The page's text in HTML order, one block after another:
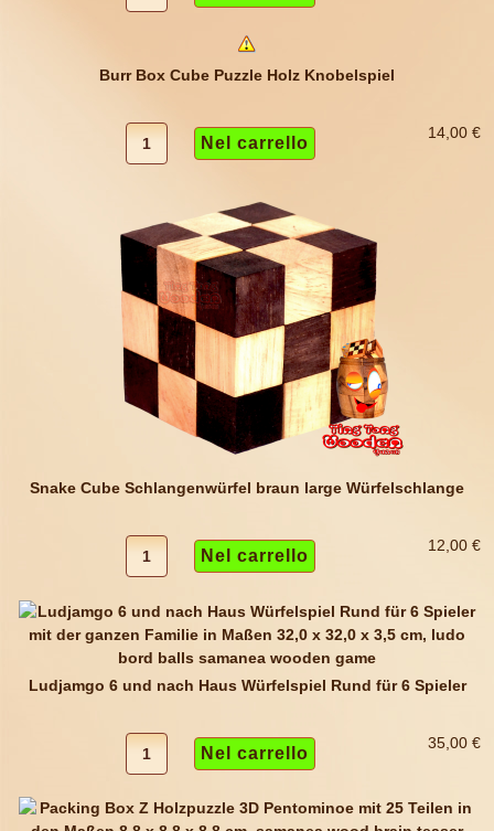
Burr Box Cube Puzzle Holz Knobelspiel
14,00 €
Snake Cube Schlangenwürfel braun large Würfelschlange
12,00 €
Ludjamgo 6 und nach Haus Würfelspiel Rund für 6 Spieler
35,00 €